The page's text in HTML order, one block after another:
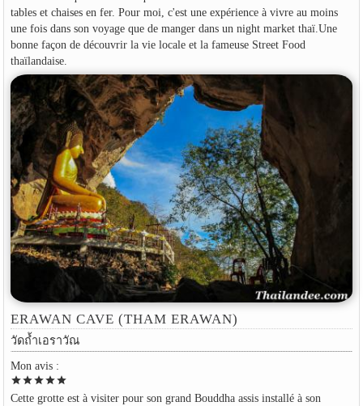
tables et chaises en fer. Pour moi, c'est une expérience à vivre au moins
une fois dans son voyage que de manger dans un night market thaï.Une
bonne façon de découvrir la vie locale et la fameuse Street Food
thaïlandaise.
ERAWAN CAVE (THAM ERAWAN)
วัดถ้ำเอราวัณ
Mon avis :
starstarstarstarstar
Cette grotte est à visiter pour son grand Bouddha assis installé à son